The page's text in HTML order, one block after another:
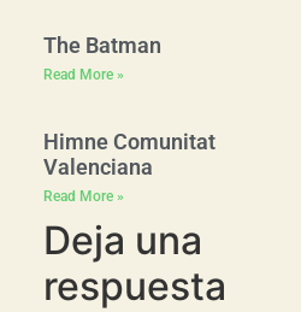
The Batman
Read More »
Himne Comunitat
Valenciana
Read More »
Deja una
respuesta